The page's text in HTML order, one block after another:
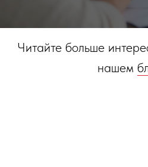
Читайте больше
нашем